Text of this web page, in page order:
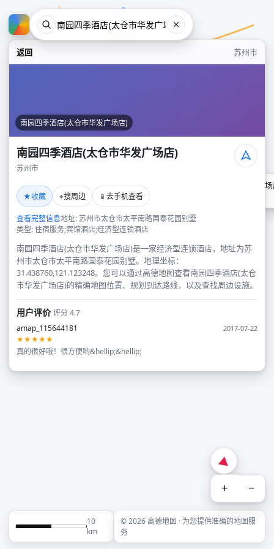
返回 苏州市
南园四季酒店(太仓市华发广场店)
南园四季酒店(太仓市华发广场店)
苏州市
★收藏 ⌖搜周边 📱 去手机查看
查看完整信息地址: 苏州市太仓市太平南路国泰花园别墅
类型: 住宿服务;宾馆酒店;经济型连锁酒店
南园四季酒店(太仓市华发广场店)是一家经济型连锁酒店，地址为苏
州市太仓市太平南路国泰花园别墅。地理坐标：
31.438760,121.123248。您可以通过高德地图查看南园四季酒店(太仓
市华发广场店)的精确地图位置、规划到达路线，以及查找周边设施。
用户评价评分 4.7
amap_115644181
2017-07-22
★★★★★
真的很好哦！很方便哟&hellip;&hellip;
南园四季酒店(太仓市华发广
+ −
10
km
© 2026 高德地图 · 为您提供准确的地图服
务